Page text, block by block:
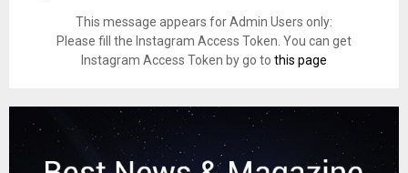
This message appears for Admin Users only:
Please fill the Instagram Access Token. You can get
Instagram Access Token by go to this page